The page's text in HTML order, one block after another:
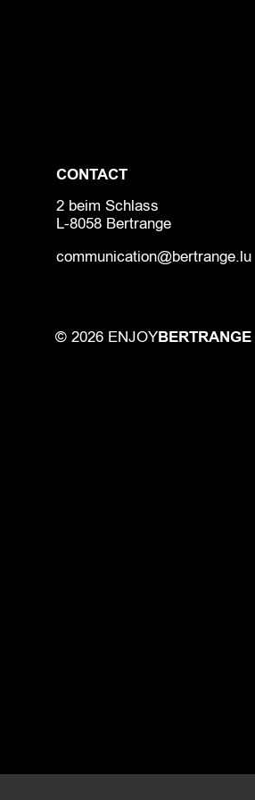
CONTACT
2 beim Schlass
L-8058 Bertrange
communication@bertrange.lu
© 2026 ENJOYBERTRANGE